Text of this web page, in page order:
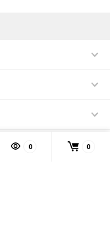
0 0